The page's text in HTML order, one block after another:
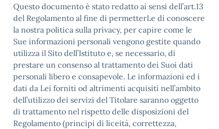
Questo documento è stato redatto ai sensi dell’art.13
del Regolamento al fine di permetterLe di conoscere
la nostra politica sulla privacy, per capire come le
Sue informazioni personali vengono gestite quando
utilizza il Sito dell’Istituto e, se necessario, di
prestare un consenso al trattamento dei Suoi dati
personali libero e consapevole. Le informazioni ed i
dati da Lei forniti od altrimenti acquisiti nell’ambito
dell’utilizzo dei servizi del Titolare saranno oggetto
di trattamento nel rispetto delle disposizioni del
Regolamento (principi di liceità, correttezza,